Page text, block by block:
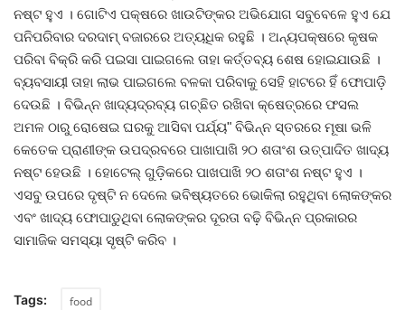
ନଷ୍ଟ ହୁଏ । ଗୋଟିଏ ପକ୍ଷରେ ଖାଉଟିଙ୍କର ଅଭିଯୋଗ ସବୁବେଳେ ହୁଏ ଯେ
ପନିପରିବାର ଦରଦାମ୍ ବଜାରରେ ଅତ୍ୟଧିକ ରହୁଛି । ଅନ୍ୟପକ୍ଷରେ କୃଷକ
ପରିବା ବିକ୍ରି କରି ପଇସା ପାଇଗଲେ ତାହା କର୍ତ୍ତବ୍ୟ ଶେଷ ହୋଇଯାଉଛି ।
ବ୍ୟବସାୟୀ ତାହା ଲାଭ ପାଇଗଲେ ବଳକା ପରିବାକୁ ସେହି ହାଟରେ ହିଁ ଫୋପାଡ଼ି
ଦେଉଛି । ବିଭିନ୍ନ ଖାଦ୍ୟଦ୍ରବ୍ୟ ଗଚ୍ଛିତ ରଖିବା କ୍ଷେତ୍ରରେ ଫସଲ
ଅମଳ ଠାରୁ ରୋଷେଇ ଘରକୁ ଆସିବା ପର୍ଯ୍ୟ" ବିଭିନ୍ନ ସ୍ତରରେ ମୂଷା ଭଳି
କେତେକ ପ୍ରାଣୀଙ୍କ ଉପଦ୍ରବରେ ପାଖାପାଖି ୨୦ ଶତାଂଶ ଉତ୍ପାଦିତ ଖାଦ୍ୟ
ନଷ୍ଟ ହେଉଛି । ହୋଟେଲ୍ ଗୁଡ଼ିକରେ ପାଖପାଖି ୨୦ ଶତାଂଶ ନଷ୍ଟ ହୁଏ ।
ଏସବୁ ଉପରେ ଦୃଷ୍ଟି ନ ଦେଲେ ଭବିଷ୍ୟତରେ ଭୋକିଲା ରହୁଥିବା ଲୋକଙ୍କର
ଏବଂ ଖାଦ୍ୟ ଫୋପାଡୁଥିବା ଲୋକଙ୍କର ଦୂରତା ବଢ଼ି ବିଭିନ୍ନ ପ୍ରକାରର
ସାମାଜିକ ସମସ୍ୟା ସୃଷ୍ଟି କରିବ ।
Tags: food